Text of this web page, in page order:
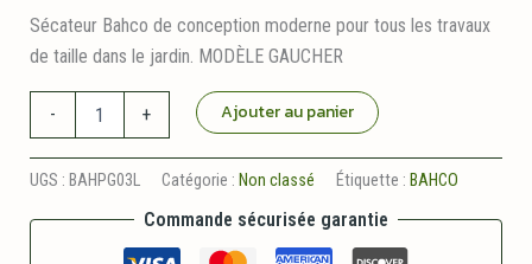
Sécateur Bahco de conception moderne pour tous les travaux
de taille dans le jardin. MODÈLE GAUCHER
-
Moderne
cm
+ Ajouter au panier
UGS : BAHPG03L Catégorie : Non classé Étiquette : BAHCO
Commande sécurisée garantie